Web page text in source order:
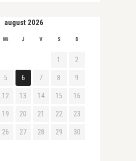
august 2026
Mi J V S D
1 2
5 6 7 8 9
12 13 14 15 16
19 20 21 22 23
26 27 28 29 30